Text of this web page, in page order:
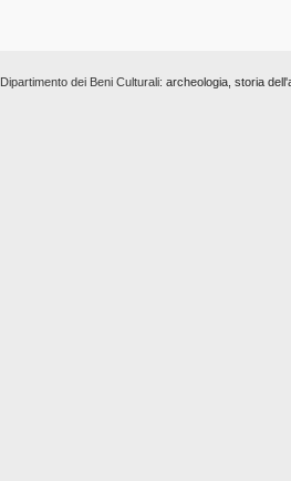
Dipartimento dei Beni Culturali: archeologia, storia